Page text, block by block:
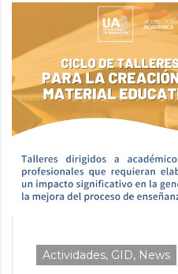
Actividades, GID, News